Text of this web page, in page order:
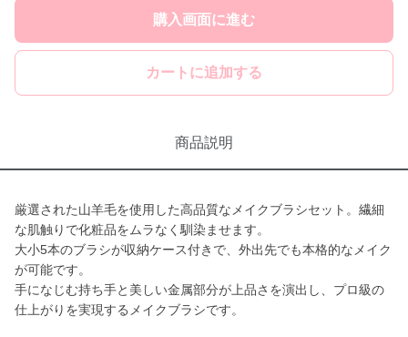
購入画面に進む
カートに追加する
商品説明
厳選された山羊毛を使用した高品質なメイクブラシセット。繊細
な肌触りで化粧品をムラなく馴染ませます。
大小5本のブラシが収納ケース付きで、外出先でも本格的なメイク
が可能です。
手になじむ持ち手と美しい金属部分が上品さを演出し、プロ級の
仕上がりを実現するメイクブラシです。